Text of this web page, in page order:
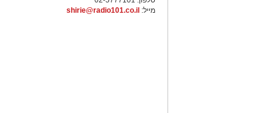
מייל: shirie@radio101.co.il